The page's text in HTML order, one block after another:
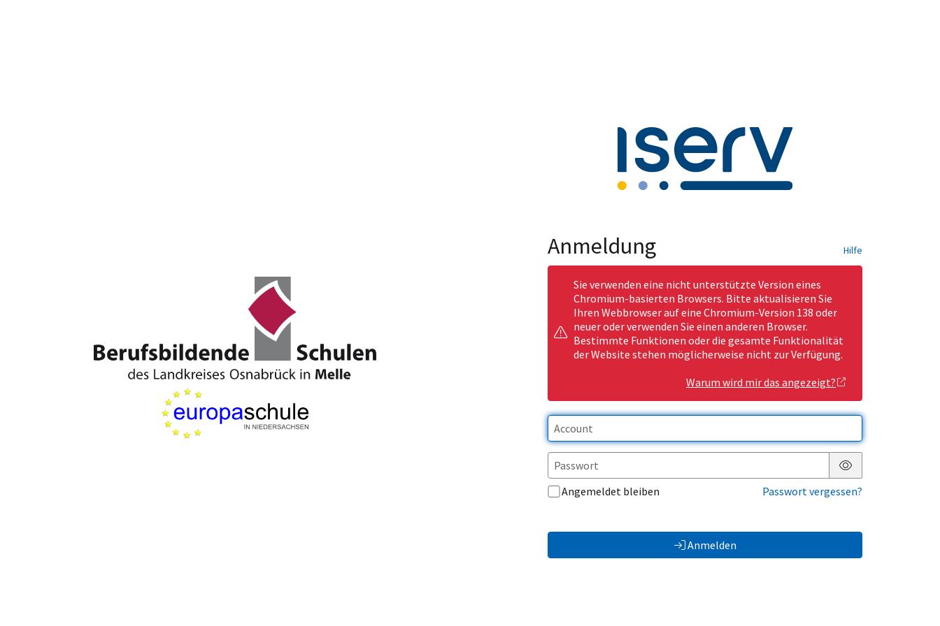
Anmeldung Hilfe
Sie verwenden eine nicht unterstützte Version eines
Chromium-basierten Browsers. Bitte aktualisieren Sie
Ihren Webbrowser auf eine Chromium-Version 138 oder
neuer oder verwenden Sie einen anderen Browser.
Bestimmte Funktionen oder die gesamte Funktionalität
der Website stehen möglicherweise nicht zur Verfügung.
Warum wird mir das angezeigt?
Passwort anzeigen
Angemeldet bleiben
Passwort vergessen?
Anmelden